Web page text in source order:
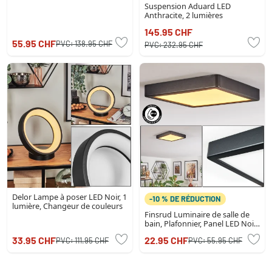
55.95 CHFPVC:138.95 CHF
Suspension Aduard LED
Anthracite, 2 lumières
145.95 CHF
PVC:232.95 CHF
Delor Lampe à poser LED Noir, 1
lumière, Changeur de couleurs
33.95 CHFPVC:111.95 CHF
-10 % DE RÉDUCTION
Finsrud Luminaire de salle de
bain, Plafonnier, Panel LED Noir,
22.95 CHFPVC:55.95 CHF